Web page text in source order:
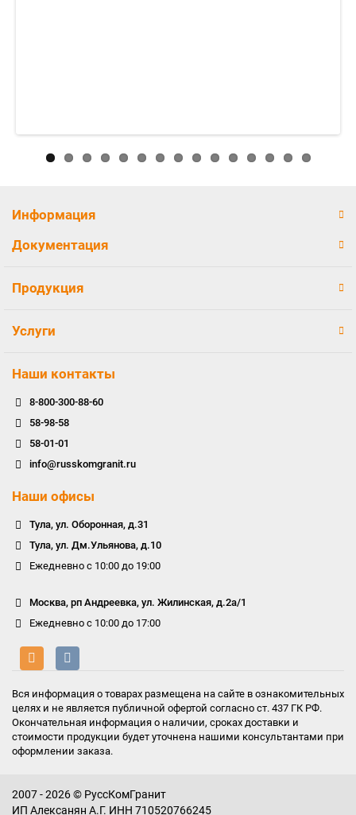
Информация
Документация
Продукция
Услуги
Наши контакты
8-800-300-88-60
58-98-58
58-01-01
info@russkomgranit.ru
Наши офисы
Тула, ул. Оборонная, д.31
Тула, ул. Дм.Ульянова, д.10
Ежедневно с 10:00 до 19:00
Москва, рп Андреевка, ул. Жилинская, д.2а/1
Ежедневно с 10:00 до 17:00
Вся информация о товарах размещена на сайте в ознакомительных
целях и не является публичной офертой согласно ст. 437 ГК РФ.
Окончательная информация о наличии, сроках доставки и
стоимости продукции будет уточнена нашими консультантами при
оформлении заказа.
2007 - 2026 © РуссКомГранит
ИП Алексанян А.Г. ИНН 710520766245